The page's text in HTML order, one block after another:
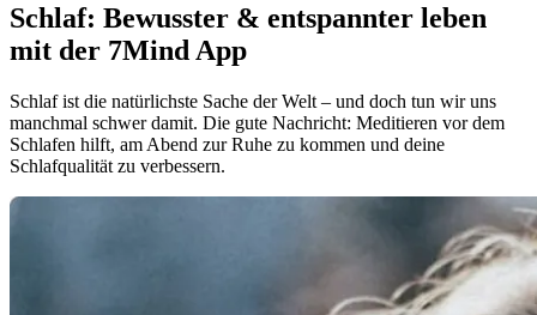
Schlaf: Bewusster & entspannter leben
mit der 7Mind App
Schlaf ist die natürlichste Sache der Welt – und doch tun wir uns
manchmal schwer damit. Die gute Nachricht: Meditieren vor dem
Schlafen hilft, am Abend zur Ruhe zu kommen und deine
Schlafqualität zu verbessern.